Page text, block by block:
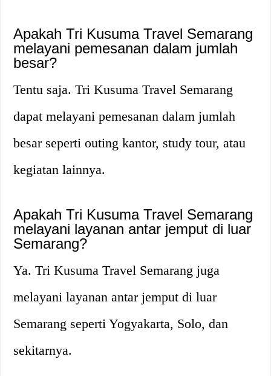
Apakah Tri Kusuma Travel Semarang
melayani pemesanan dalam jumlah
besar?
Tentu saja. Tri Kusuma Travel Semarang
dapat melayani pemesanan dalam jumlah
besar seperti outing kantor, study tour, atau
kegiatan lainnya.
Apakah Tri Kusuma Travel Semarang
melayani layanan antar jemput di luar
Semarang?
Ya. Tri Kusuma Travel Semarang juga
melayani layanan antar jemput di luar
Semarang seperti Yogyakarta, Solo, dan
sekitarnya.